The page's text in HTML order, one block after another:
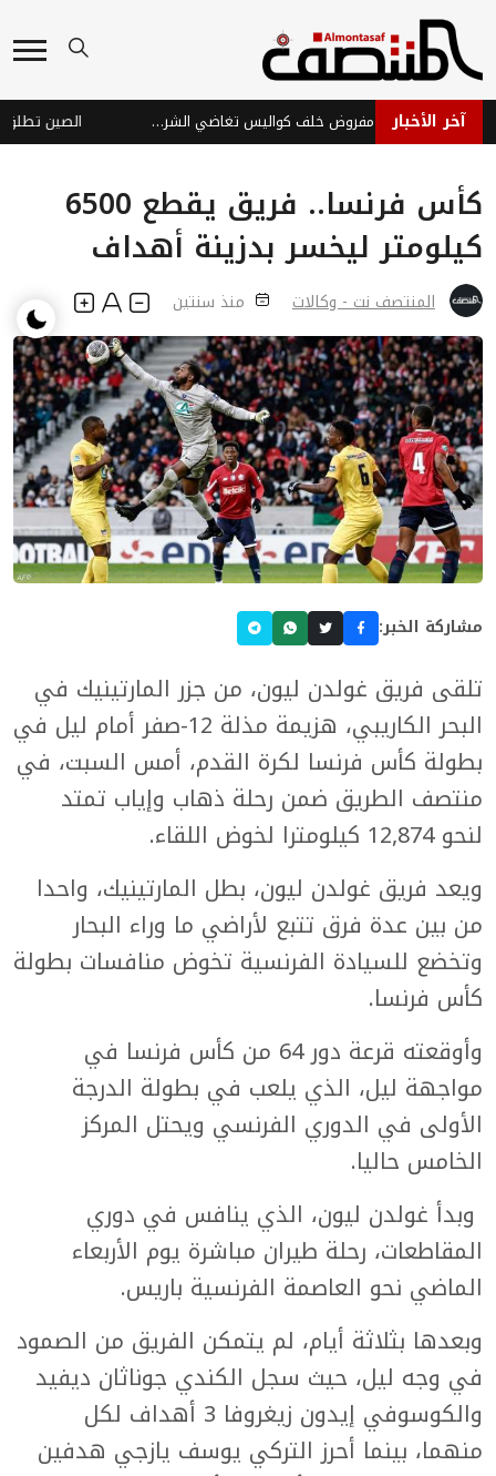
آخر الأخبار صمت مريب أم عجز مفروض خلف كواليس تغاضي الشرعية عن اعتداءات الحوثي في مأرب والعبر الصين تطلق
كأس فرنسا.. فريق يقطع 6500
كيلومتر ليخسر بدزينة أهداف
المنتصف نت - وكالات منذ سنتين
مشاركة الخبر:
تلقى فريق غولدن ليون، من جزر المارتينيك في
البحر الكاريبي، هزيمة مذلة 12-صفر أمام ليل في
بطولة كأس فرنسا لكرة القدم، أمس السبت، في
منتصف الطريق ضمن رحلة ذهاب وإياب تمتد
لنحو 12,874 كيلومترا لخوض اللقاء.
ويعد فريق غولدن ليون، بطل المارتينيك، واحدا
من بين عدة فرق تتبع لأراضي ما وراء البحار
وتخضع للسيادة الفرنسية تخوض منافسات بطولة
كأس فرنسا.
وأوقعته قرعة دور 64 من كأس فرنسا في
مواجهة ليل، الذي يلعب في بطولة الدرجة
الأولى في الدوري الفرنسي ويحتل المركز
الخامس حاليا.
وبدأ غولدن ليون، الذي ينافس في دوري
المقاطعات، رحلة طيران مباشرة يوم الأربعاء
الماضي نحو العاصمة الفرنسية باريس.
وبعدها بثلاثة أيام، لم يتمكن الفريق من الصمود
في وجه ليل، حيث سجل الكندي جوناثان ديفيد
والكوسوفي إيدون زيغروفا 3 أهداف لكل
منهما، بينما أحرز التركي يوسف يازجي هدفين